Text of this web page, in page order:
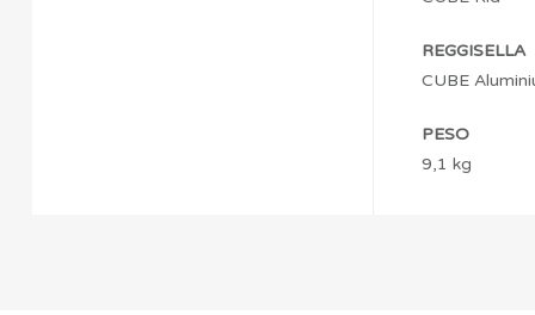
REGGISELLA
CUBE
PESO
9,1 kg